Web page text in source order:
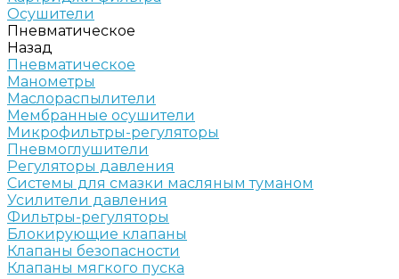
Осушители
Пневматическое
Назад
Пневматическое
Манометры
Маслораспылители
Мембранные осушители
Микрофильтры-регуляторы
Пневмоглушители
Регуляторы давления
Системы для смазки масляным туманом
Усилители давления
Фильтры-регуляторы
Блокирующие клапаны
Клапаны безопасности
Клапаны мягкого пуска